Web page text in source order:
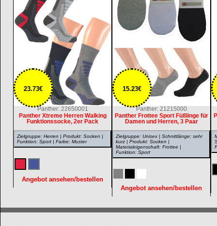
Panther: 21215000
15.23€
Panther Frottee Sport Füßlinge für
Damen und Herren, 3 Paar
Zielgruppe: Unisex | Schnittlänge: sehr
kurz | Produkt: Socken |
Materialeigenschaft: Frottee |
Funktion: Sport
Angebot ansehen/bestellen
Panther: 22650001
23.73€
Panther Xtreme Herren Walking
Funktionssocke, 2er Pack
Zielgruppe: Herren | Produkt: Socken |
Funktion: Sport | Farbe: Muster
Angebot ansehen/bestellen